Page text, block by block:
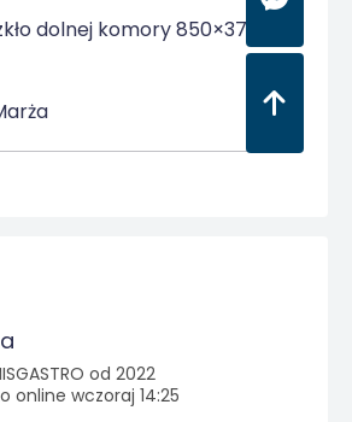
dolnej komory 850×370
od 2022
online wczoraj 14:25